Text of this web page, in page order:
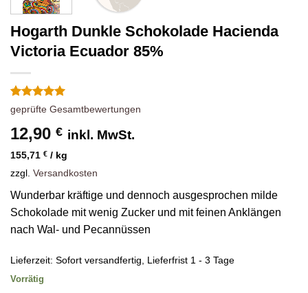
Hogarth Dunkle Schokolade Hacienda
Victoria Ecuador 85%
Bewertet
mit
5, basierend
auf
1
Kundenbewertung
geprüfte Gesamtbewertungen
12,90 € inkl. MwSt.
155,71 € / kg
zzgl. Versandkosten
Wunderbar kräftige und dennoch ausgesprochen milde
Schokolade mit wenig Zucker und mit feinen Anklängen
nach Wal- und Pecannüssen
Lieferzeit: Sofort versandfertig, Lieferfrist 1 - 3 Tage
Vorrätig